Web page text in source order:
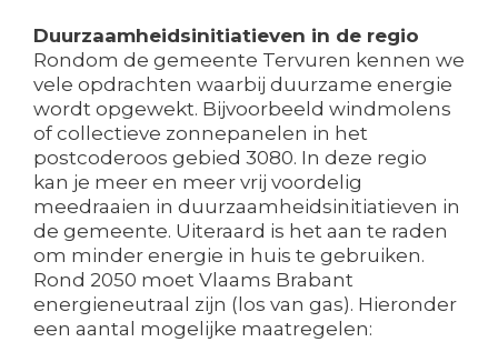
Duurzaamheidsinitiatieven in de regio
Rondom de gemeente Tervuren kennen we
vele opdrachten waarbij duurzame energie
wordt opgewekt. Bijvoorbeeld windmolens
of collectieve zonnepanelen in het
postcoderoos gebied 3080. In deze regio
kan je meer en meer vrij voordelig
meedraaien in duurzaamheidsinitiatieven in
de gemeente. Uiteraard is het aan te raden
om minder energie in huis te gebruiken.
Rond 2050 moet Vlaams Brabant
energieneutraal zijn (los van gas). Hieronder
een aantal mogelijke maatregelen: